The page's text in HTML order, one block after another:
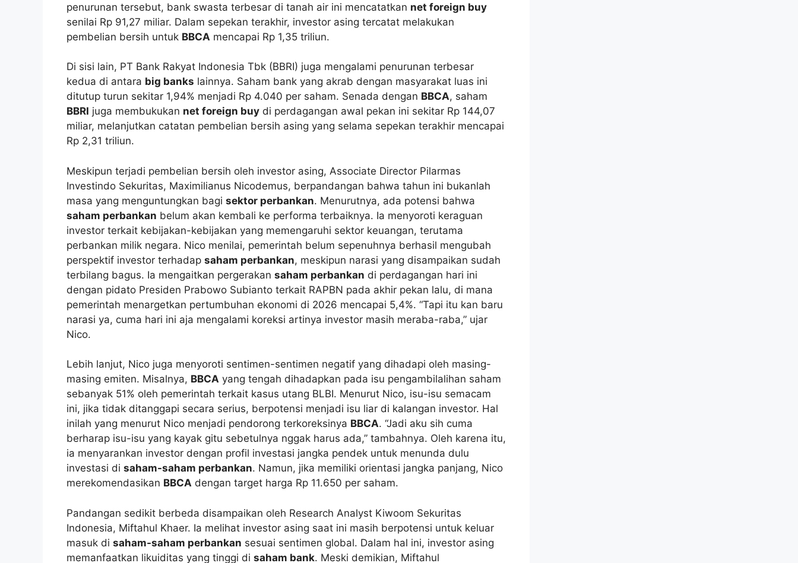
penurunan tersebut, bank swasta terbesar di tanah air ini mencatatkan net foreign buy
senilai Rp 91,27 miliar. Dalam sepekan terakhir, investor asing tercatat melakukan
pembelian bersih untuk BBCA mencapai Rp 1,35 triliun.
Di sisi lain, PT Bank Rakyat Indonesia Tbk (BBRI) juga mengalami penurunan terbesar
kedua di antara big banks lainnya. Saham bank yang akrab dengan masyarakat luas ini
ditutup turun sekitar 1,94% menjadi Rp 4.040 per saham. Senada dengan BBCA, saham
BBRI juga membukukan net foreign buy di perdagangan awal pekan ini sekitar Rp 144,07
miliar, melanjutkan catatan pembelian bersih asing yang selama sepekan terakhir mencapai
Rp 2,31 triliun.
Meskipun terjadi pembelian bersih oleh investor asing, Associate Director Pilarmas
Investindo Sekuritas, Maximilianus Nicodemus, berpandangan bahwa tahun ini bukanlah
masa yang menguntungkan bagi sektor perbankan. Menurutnya, ada potensi bahwa
saham perbankan belum akan kembali ke performa terbaiknya. Ia menyoroti keraguan
investor terkait kebijakan-kebijakan yang memengaruhi sektor keuangan, terutama
perbankan milik negara. Nico menilai, pemerintah belum sepenuhnya berhasil mengubah
perspektif investor terhadap saham perbankan, meskipun narasi yang disampaikan sudah
terbilang bagus. Ia mengaitkan pergerakan saham perbankan di perdagangan hari ini
dengan pidato Presiden Prabowo Subianto terkait RAPBN pada akhir pekan lalu, di mana
pemerintah menargetkan pertumbuhan ekonomi di 2026 mencapai 5,4%. “Tapi itu kan baru
narasi ya, cuma hari ini aja mengalami koreksi artinya investor masih meraba-raba,” ujar
Nico.
Lebih lanjut, Nico juga menyoroti sentimen-sentimen negatif yang dihadapi oleh masing-
masing emiten. Misalnya, BBCA yang tengah dihadapkan pada isu pengambilalihan saham
sebanyak 51% oleh pemerintah terkait kasus utang BLBI. Menurut Nico, isu-isu semacam
ini, jika tidak ditanggapi secara serius, berpotensi menjadi isu liar di kalangan investor. Hal
inilah yang menurut Nico menjadi pendorong terkoreksinya BBCA. “Jadi aku sih cuma
berharap isu-isu yang kayak gitu sebetulnya nggak harus ada,” tambahnya. Oleh karena itu,
ia menyarankan investor dengan profil investasi jangka pendek untuk menunda dulu
investasi di saham-saham perbankan. Namun, jika memiliki orientasi jangka panjang, Nico
merekomendasikan BBCA dengan target harga Rp 11.650 per saham.
Pandangan sedikit berbeda disampaikan oleh Research Analyst Kiwoom Sekuritas
Indonesia, Miftahul Khaer. Ia melihat investor asing saat ini masih berpotensi untuk keluar
masuk di saham-saham perbankan sesuai sentimen global. Dalam hal ini, investor asing
memanfaatkan likuiditas yang tinggi di saham bank. Meski demikian, Miftahul